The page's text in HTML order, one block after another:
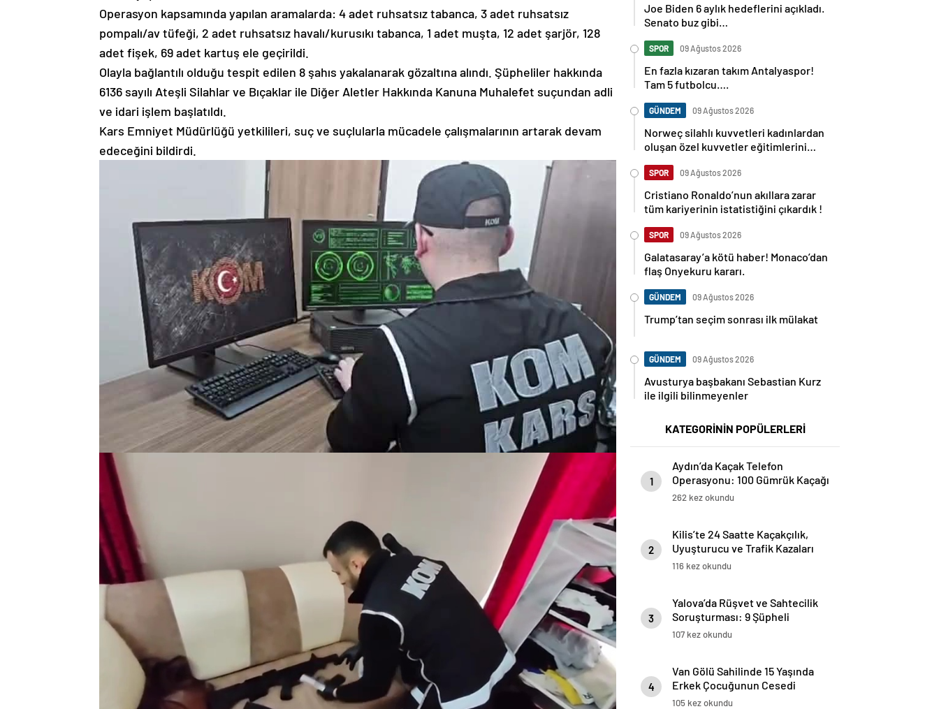
Operasyon kapsamında yapılan aramalarda: 4 adet ruhsatsız tabanca, 3 adet ruhsatsız
pompalı/av tüfeği, 2 adet ruhsatsız havalı/kurusıkı tabanca, 1 adet muşta, 12 adet şarjör, 128
adet fişek, 69 adet kartuş ele geçirildi.
Olayla bağlantılı olduğu tespit edilen 8 şahıs yakalanarak gözaltına alındı. Şüpheliler hakkında
6136 sayılı Ateşli Silahlar ve Bıçaklar ile Diğer Aletler Hakkında Kanuna Muhalefet suçundan adli
ve idari işlem başlatıldı.
Kars Emniyet Müdürlüğü yetkilileri, suç ve suçlularla mücadele çalışmalarının artarak devam
edeceğini bildirdi.
Joe Biden 6 aylık hedeflerini açıkladı.
Senato buz gibi…
SPOR 09 Ağustos 2026
En fazla kızaran takım Antalyaspor!
Tam 5 futbolcu….
GÜNDEM 09 Ağustos 2026
Norweç silahlı kuvvetleri kadınlardan
oluşan özel kuvvetler eğitimlerini
SPOR 09 Ağustos 2026
Cristiano Ronaldo’nun akıllara zarar
tüm kariyerinin istatistiğini çıkardık !
SPOR 09 Ağustos 2026
Galatasaray’a kötü haber! Monaco’dan
flaş Onyekuru kararı.
GÜNDEM 09 Ağustos 2026
Trump’tan seçim sonrası ilk mülakat
GÜNDEM 09 Ağustos 2026
Avusturya başbakanı Sebastian Kurz
ile ilgili bilinmeyenler
KATEGORİNİN POPÜLERLERİ
1
Aydın’da Kaçak Telefon
Operasyonu: 100 Gümrük Kaçağı
Cihaz Ele Geçirildi
262 kez okundu
2
Kilis’te 24 Saatte Kaçakçılık,
Uyuşturucu ve Trafik Kazaları
Dahil 8 Farklı Olay Meydana Geldi
116 kez okundu
3
Yalova’da Rüşvet ve Sahtecilik
Soruşturması: 9 Şüpheli
Hakkında Adli İşlem Başlatıldı
107 kez okundu
4
Van Gölü Sahilinde 15 Yaşında
Erkek Çocuğunun Cesedi
Bulundu
105 kez okundu